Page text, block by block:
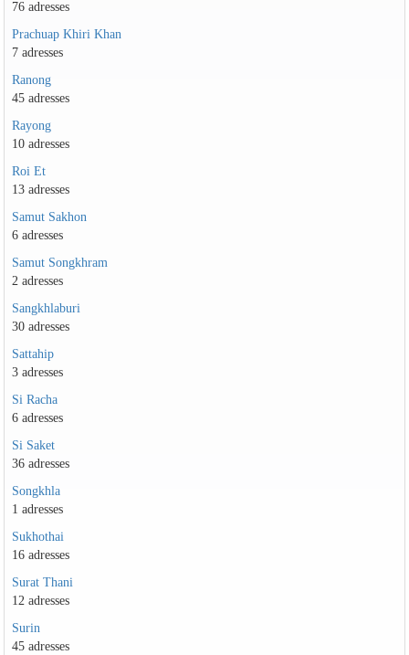
76 adresses
Prachuap Khiri Khan
7 adresses
Ranong
45 adresses
Rayong
10 adresses
Roi Et
13 adresses
Samut Sakhon
6 adresses
Samut Songkhram
2 adresses
Sangkhlaburi
30 adresses
Sattahip
3 adresses
Si Racha
6 adresses
Si Saket
36 adresses
Songkhla
1 adresses
Sukhothai
16 adresses
Surat Thani
12 adresses
Surin
45 adresses